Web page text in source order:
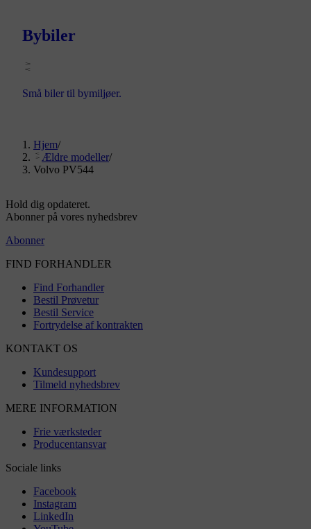
Bybiler
Små biler til bymiljøer.
Hjem/
Ældre modeller/
Volvo PV544